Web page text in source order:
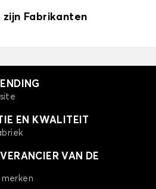
zijn Fabrikanten
EN KWALITEIT
VAN DE